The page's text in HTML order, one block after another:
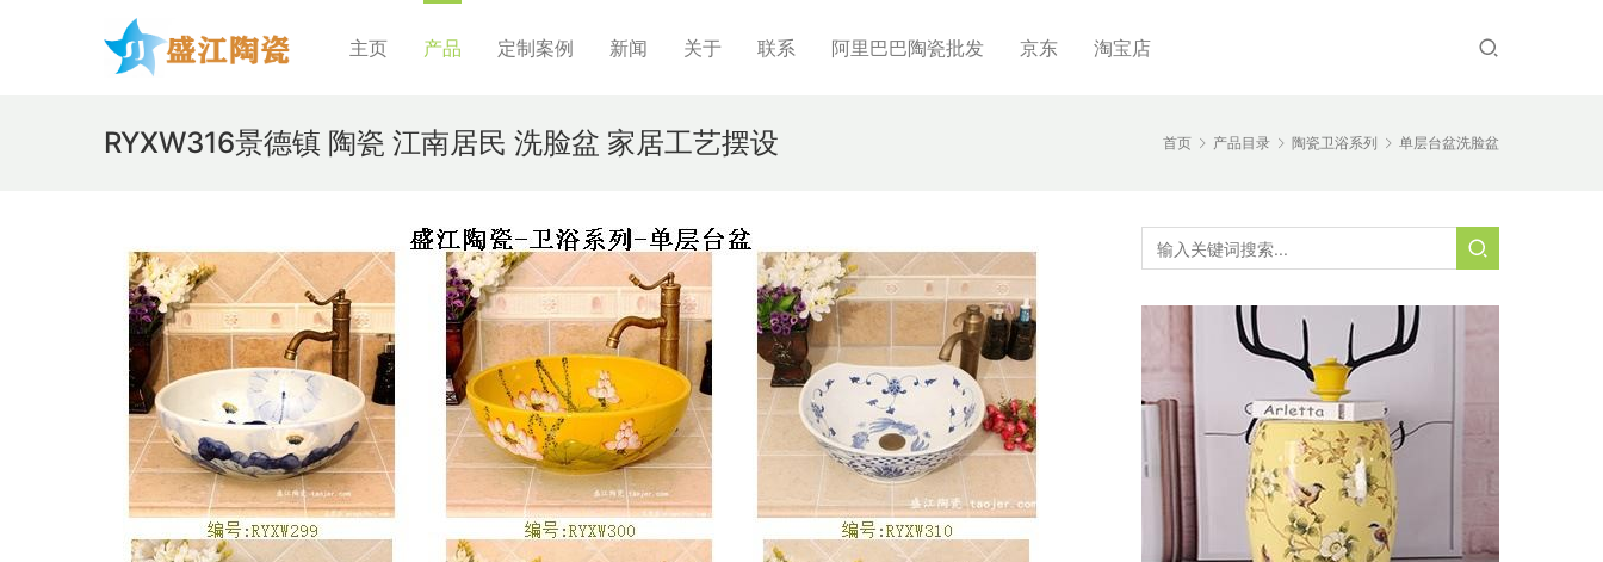
主页 产品 定制案例 新闻 关于 联系 阿里巴巴陶瓷批发 京东 淘宝店
首页 产品目录 陶瓷卫浴系列 单层台盆洗脸盆
RYXW316景德镇 陶瓷 江南居民 洗脸盆 家居工艺摆设